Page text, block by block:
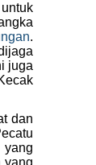
untuk
.
juga
dan
yang
yang